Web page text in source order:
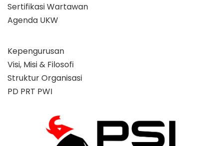
Sertifikasi Wartawan
Agenda UKW
Kepengurusan
Visi, Misi & Filosofi
Struktur Organisasi
PD PRT PWI